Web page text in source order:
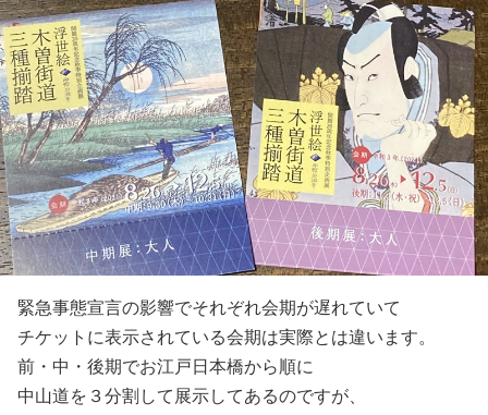
緊急事態宣言の影響でそれぞれ会期が遅れていて
チケットに表示されている会期は実際とは違います。
前・中・後期でお江戸日本橋から順に
中山道を３分割して展示してあるのですが、